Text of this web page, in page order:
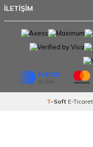
İLETİŞİM
T-Soft E-Ticaret